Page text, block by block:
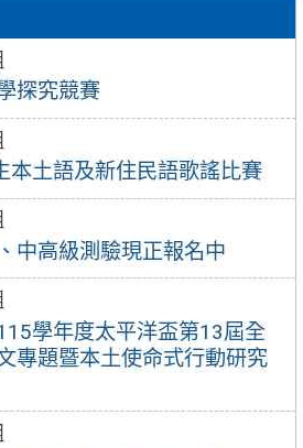
探究競賽
本土語及新住民語歌謠比賽
中高級測驗現正報名中
學年度太平洋盃第13屆全
專題暨本土使命式行動研究